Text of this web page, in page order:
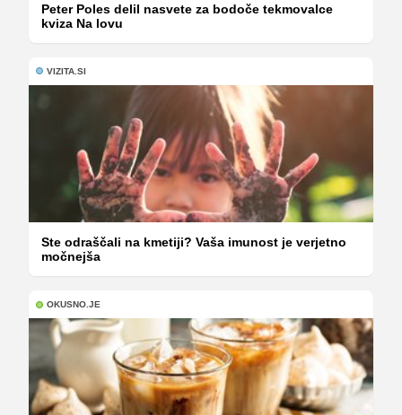
Peter Poles delil nasvete za bodoče tekmovalce
kviza Na lovu
VIZITA.SI
Ste odraščali na kmetiji? Vaša imunost je verjetno
močnejša
OKUSNO.JE